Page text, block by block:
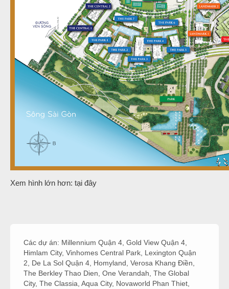
Xem hình lớn hơn: tại đây
Các dự án: Millennium Quận 4 Gold View Quận 4
Himlam City, Vinhomes Central Park Lexington Quận
2
De La Sol Quận 4 Homyland Verosa Khang Điền
The Berkley Thao Dien One Verandah The Global
City, The Classia Aqua City, Novaworld Phan Thiet